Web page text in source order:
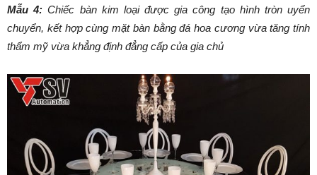
Mẫu 4:Chiếc bàn kim loại được gia công tạo hình tròn uyển
chuyển, kết hợp cùng mặt bàn bằng đá hoa cương vừa tăng tính
thẩm mỹ vừa khẳng định đẳng cấp của gia chủ